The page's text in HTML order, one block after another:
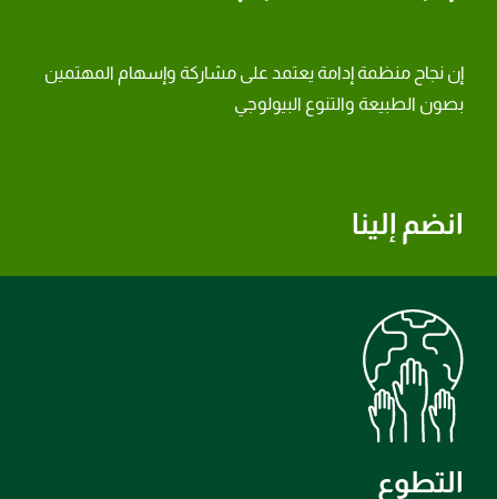
انضم إلينا
إن نجاح منظمة إدامة يعتمد على مشاركة وإسهام المهتمين
بصون الطبيعة والتنوع البيولوجي
التطوع